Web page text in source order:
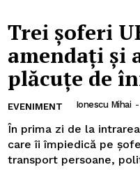
Trei şoferi
amendaţi şi
plăcuţe de
EVENIMENT Ionescu Mihai -
În prima zi de la
care îi împiedică pe
transport persoane,